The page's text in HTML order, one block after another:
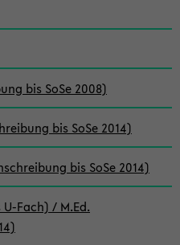
bis SoSe 2008)
bis SoSe 2014)
bis SoSe 2014)
Fach) / M.Ed.